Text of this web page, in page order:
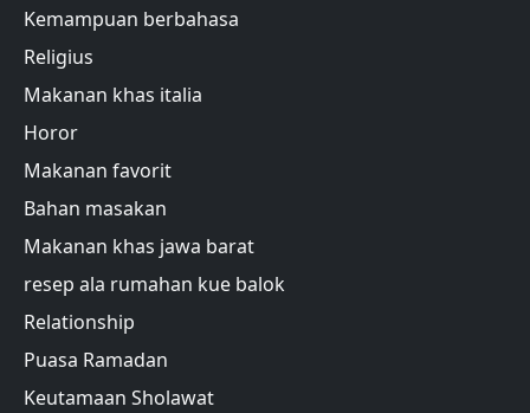
Kemampuan berbahasa
Religius
Makanan khas italia
Horor
Makanan favorit
Bahan masakan
Makanan khas jawa barat
resep ala rumahan kue balok
Relationship
Puasa Ramadan
Keutamaan Sholawat